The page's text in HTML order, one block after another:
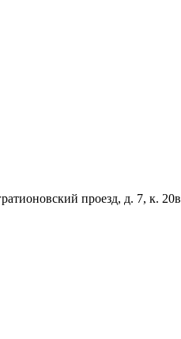
проезд, д. 7, к. 20в